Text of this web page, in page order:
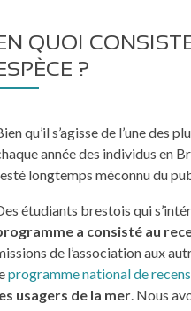
QUOI
?
qu’il s’agisse de l’une des
année des individus en
longtemps méconnu du
étudiants brestois qui
a consisté au
de l’association aux
programme national de
usagers de la mer. Nous